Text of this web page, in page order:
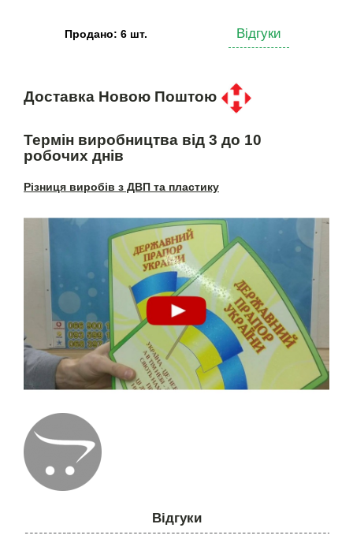
Продано: 6 шт. Відгуки
Доставка Новою Поштою
Термін виробництва від 3 до 10
робочих днів
Різниця виробів з ДВП та пластику
Відгуки